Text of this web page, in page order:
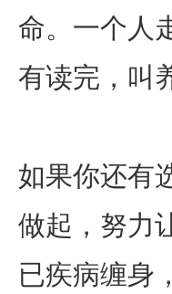
命。一个人
有读完，叫
如果你还有
做起，努力
已疾病缠身